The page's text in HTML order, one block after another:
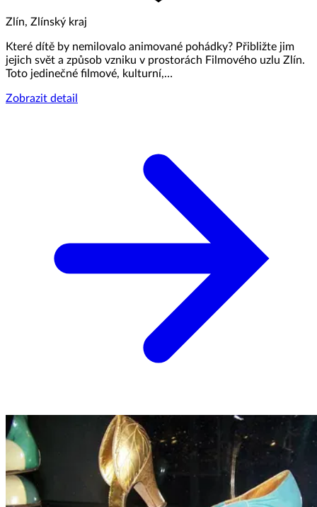
Zlín, Zlínský kraj
Které dítě by nemilovalo animované pohádky? Přibližte jim
jejich svět a způsob vzniku v prostorách Filmového uzlu Zlín.
Toto jedinečné filmové, kulturní,…
Zobrazit detail